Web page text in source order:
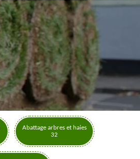
Abattage arbres et haies
32